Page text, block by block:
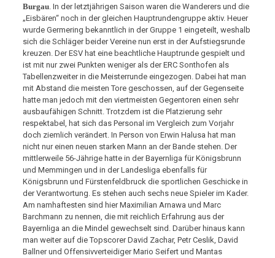
Burgau. In der letztjährigen Saison waren die Wanderers und die
„Eisbären“ noch in der gleichen Hauptrundengruppe aktiv. Heuer
wurde Germering bekanntlich in der Gruppe 1 eingeteilt, weshalb
sich die Schläger beider Vereine nun erst in der Aufstiegsrunde
kreuzen. Der ESV hat eine beachtliche Hauptrunde gespielt und
ist mit nur zwei Punkten weniger als der ERC Sonthofen als
Tabellenzweiter in die Meisterrunde eingezogen. Dabei hat man
mit Abstand die meisten Tore geschossen, auf der Gegenseite
hatte man jedoch mit den viertmeisten Gegentoren einen sehr
ausbaufähigen Schnitt. Trotzdem ist die Platzierung sehr
respektabel, hat sich das Personal im Vergleich zum Vorjahr
doch ziemlich verändert. In Person von Erwin Halusa hat man
nicht nur einen neuen starken Mann an der Bande stehen. Der
mittlerweile 56-Jährige hatte in der Bayernliga für Königsbrunn
und Memmingen und in der Landesliga ebenfalls für
Königsbrunn und Fürstenfeldbruck die sportlichen Geschicke in
der Verantwortung. Es stehen auch sechs neue Spieler im Kader.
Am namhaftesten sind hier Maximilian Arnawa und Marc
Barchmann zu nennen, die mit reichlich Erfahrung aus der
Bayernliga an die Mindel gewechselt sind. Darüber hinaus kann
man weiter auf die Topscorer David Zachar, Petr Ceslik, David
Ballner und Offensivverteidiger Mario Seifert und Mantas